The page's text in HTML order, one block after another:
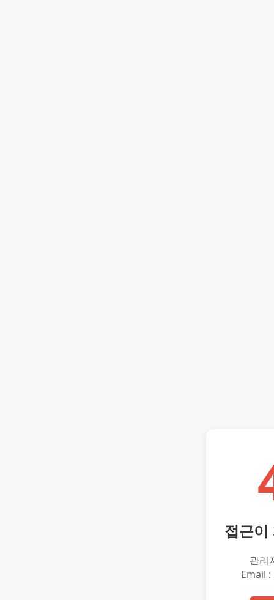
접근이
관리
Email